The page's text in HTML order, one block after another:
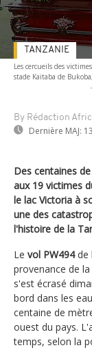
Les cercueils des
stade Kaitaba de
-
By Rédaction
Dernière MAJ:
TANZANIE
Des centaines
aux 19 victimes
le lac Victoria à
une des
l'histoire de la
Le vol PW494de
provenance de
s'est écrasé
bord dans les
centaine de
ouest du pays.
temps, selon la